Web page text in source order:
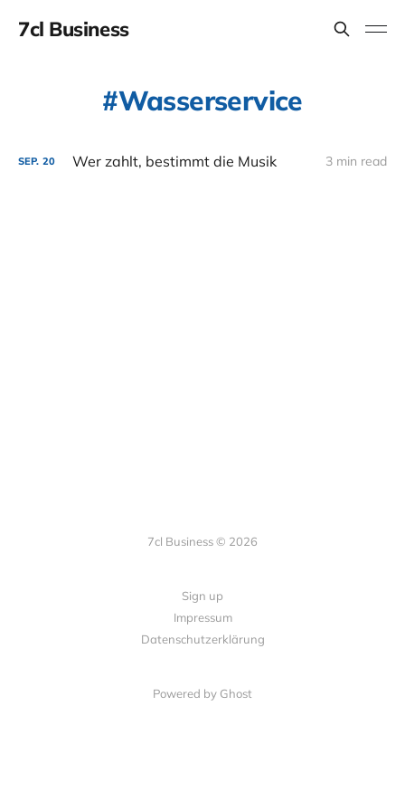
7cl Business
Wasserservice
SEP. 20 Wer zahlt, bestimmt die Musik 3 min read
7cl Business © 2026
Sign up
Impressum
Datenschutzerklärung
Powered by Ghost